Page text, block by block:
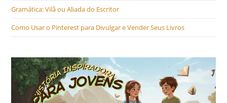
Gramática: Vilã ou Aliada do Escritor
Como Usar o Pinterest para Divulgar e Vender Seus Livros